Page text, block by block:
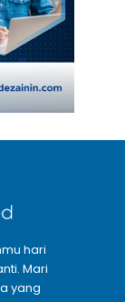
hari
Mari
yang